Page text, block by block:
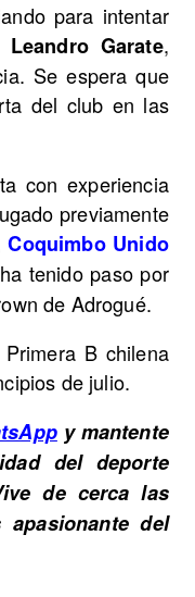
para intentar
Leandro Garate,
Se espera que
del club en las
con experiencia
previamente
Coquimbo Unido
tenido paso por
de Adrogué.
B chilena
de julio.
y mantente
del deporte
de cerca las
del